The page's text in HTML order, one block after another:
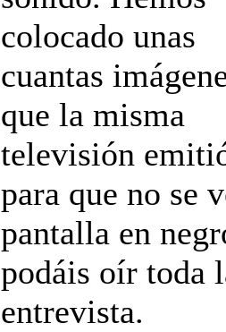
colocado unas
cuantas
que la misma
televisión
para que no se
pantalla en
podáis oír toda
entrevista.